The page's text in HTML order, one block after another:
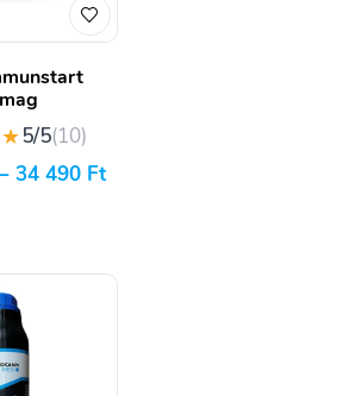
5/5(10)
34 490 Ft